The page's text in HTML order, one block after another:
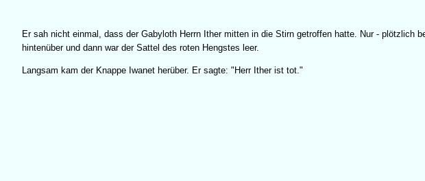
Er sah nicht einmal, dass der Gabyloth Herrn Ither mitten in die Stirn getroffen hatte. Nur - plötzlich
hintenüber und dann war der Sattel des roten Hengstes leer.
Langsam kam der Knappe Iwanet herüber. Er sagte: "Herr Ither ist tot."